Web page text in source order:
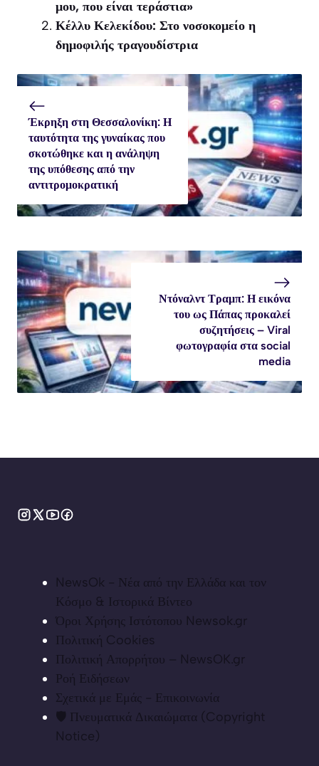
μου, που είναι τεράστια»
Κέλλυ Κελεκίδου: Στο νοσοκομείο η
δημοφιλής τραγουδίστρια
Έκρηξη στη Θεσσαλονίκη: Η
ταυτότητα της γυναίκας που
σκοτώθηκε και η ανάληψη
της υπόθεσης από την
αντιτρομοκρατική
Ντόναλντ Τραμπ: Η εικόνα
του ως Πάπας προκαλεί
συζητήσεις – Viral
φωτογραφία στα social
media
NewsOk - Νέα από την Ελλάδα και τον
Κόσμο & Ιστορικά Βίντεο
Όροι Χρήσης Ιστότοπου Newsok.gr
Πολιτική Cookies
Πολιτική Απορρήτου – NewsOK.gr
Ροή Ειδήσεων
Σχετικά με Εμάς - Επικοινωνία
🛡️ Πνευματικά Δικαιώματα (Copyright
Notice)